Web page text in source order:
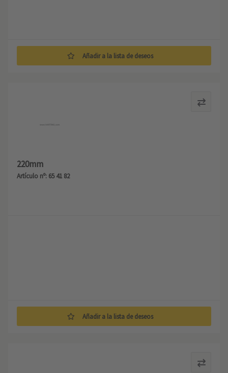
Añadir a la lista de deseos
220mm
Artículo nº: 65 41 82
Añadir a la lista de deseos